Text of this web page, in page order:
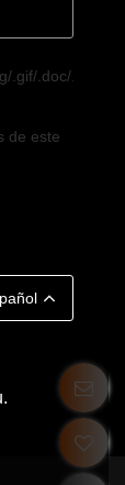
.gif/.doc/.xls/
de este